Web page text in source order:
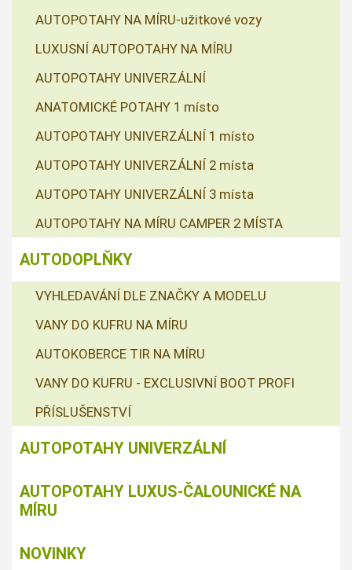
AUTOPOTAHY NA MÍRU-užitkové vozy
LUXUSNÍ AUTOPOTAHY NA MÍRU
AUTOPOTAHY UNIVERZÁLNÍ
ANATOMICKÉ POTAHY 1 místo
AUTOPOTAHY UNIVERZÁLNÍ 1 místo
AUTOPOTAHY UNIVERZÁLNÍ 2 místa
AUTOPOTAHY UNIVERZÁLNÍ 3 místa
AUTOPOTAHY NA MÍRU CAMPER 2 MÍSTA
AUTODOPLŇKY
VYHLEDAVÁNÍ DLE ZNAČKY A MODELU
VANY DO KUFRU NA MÍRU
AUTOKOBERCE TIR NA MÍRU
VANY DO KUFRU - EXCLUSIVNÍ BOOT PROFI
PŘÍSLUŠENSTVÍ
AUTOPOTAHY UNIVERZÁLNÍ
AUTOPOTAHY LUXUS-ČALOUNICKÉ NA
MÍRU
NOVINKY